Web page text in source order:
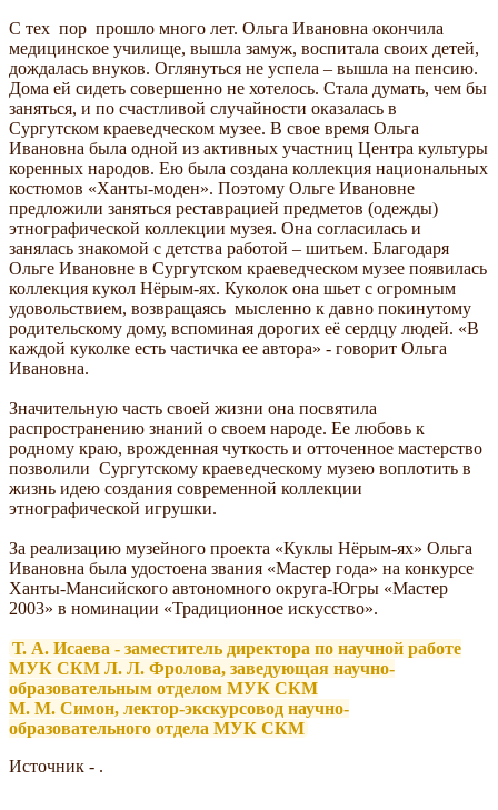
С тех пор прошло много лет. Ольга Ивановна окончила
медицинское училище, вышла замуж, воспитала своих детей,
дождалась внуков. Оглянуться не успела – вышла на пенсию.
Дома ей сидеть совершенно не хотелось. Стала думать, чем бы
заняться, и по счастливой случайности оказалась в
Сургутском краеведческом музее. В свое время Ольга
Ивановна была одной из активных участниц Центра культуры
коренных народов. Ею была создана коллекция национальных
костюмов «Ханты-моден». Поэтому Ольге Ивановне
предложили заняться реставрацией предметов (одежды)
этнографической коллекции музея. Она согласилась и
занялась знакомой с детства работой – шитьем. Благодаря
Ольге Ивановне в Сургутском краеведческом музее появилась
коллекция кукол Нёрым-ях. Куколок она шьет с огромным
удовольствием, возвращаясь мысленно к давно покинутому
родительскому дому, вспоминая дорогих её сердцу людей. «В
каждой куколке есть частичка ее автора» - говорит Ольга
Ивановна.
Значительную часть своей жизни она посвятила
распространению знаний о своем народе. Ее любовь к
родному краю, врожденная чуткость и отточенное мастерство
позволили Сургутскому краеведческому музею воплотить в
жизнь идею создания современной коллекции
этнографической игрушки.
За реализацию музейного проекта «Куклы Нёрым-ях» Ольга
Ивановна была удостоена звания «Мастер года» на конкурсе
Ханты-Мансийского автономного округа-Югры «Мастер
2003» в номинации «Традиционное искусство».
Т. А. Исаева - заместитель директора по научной работе
МУК СКМ Л. Л. Фролова, заведующая научно-
образовательным отделом МУК СКМ
М. М. Симон, лектор-экскурсовод научно-
образовательного отдела МУК СКМ
Источник - .